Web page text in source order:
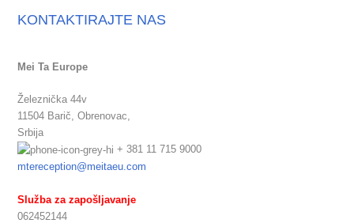
KONTAKTIRAJTE NAS
Mei Ta Europe
Železnička 44v
11504 Barič, Obrenovac,
Srbija
+ 381 11 715 9000
mtereception@meitaeu.com
Služba za zapošljavanje
062452144